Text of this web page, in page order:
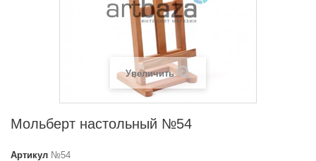
Увеличить
Мольберт настольный №54
Артикул №54